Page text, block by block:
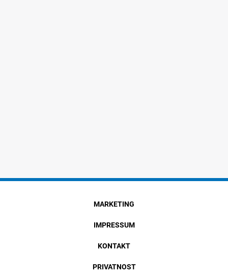
MARKETING
IMPRESSUM
KONTAKT
PRIVATNOST